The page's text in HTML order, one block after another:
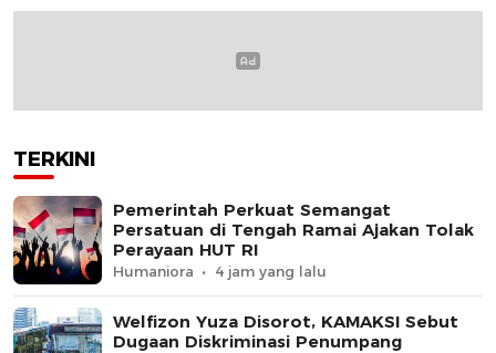
TERKINI
Pemerintah Perkuat Semangat
Persatuan di Tengah Ramai Ajakan Tolak
Perayaan HUT RI
Humaniora 4 jam yang lalu
Welfizon Yuza Disorot, KAMAKSI Sebut
Dugaan Diskriminasi Penumpang